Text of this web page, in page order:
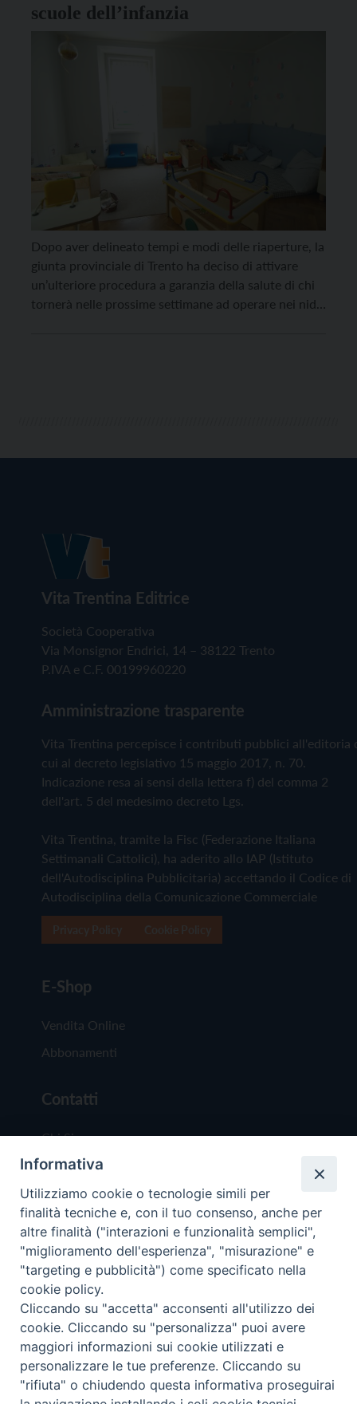
scuole dell’infanzia
Dopo aver delineato tempi e modi delle riaperture, la
giunta provinciale di Trento ha deciso di attivare
un’ulteriore procedura a garanzia della salute di chi
tornerà nelle prossime settimane ad operare nei nidi
Vita Trentina Editrice
Società Cooperativa
Via Monsignor Endrici, 14 – 38122 Trento
P.IVA e C.F. 00199960220
Amministrazione trasparente
Vita Trentina percepisce i contributi pubblici all'editoria
cui al decreto legislativo 15 maggio 2017, n. 70.
Indicazione resa ai sensi della lettera f) del comma 2
dell'art. 5 del medesimo decreto Lgs.
Vita Trentina, tramite la Fisc (Federazione Italiana
Settimanali Cattolici), ha aderito allo IAP (Istituto
dell'Autodisciplina Pubblicitaria) accettando il Codice di
Autodisciplina della Comunicazione Commerciale
E-Shop
Vendita Online
Abbonamenti
Contatti
Chi Siamo
Redazione
Scrivici
Copyright © 2019 - Tutti i diritti riservati - Vita
Trentina Editrice
Privacy Policy
Torna
Informativa
Utilizziamo cookie o tecnologie simili per
finalità tecniche e, con il tuo consenso, anche per
altre finalità ("interazioni e funzionalità semplici",
"miglioramento dell'esperienza", "misurazione" e
"targeting e pubblicità") come specificato nella
cookie policy.
Cliccando su "accetta" acconsenti all'utilizzo dei
cookie. Cliccando su "personalizza" puoi avere
maggiori informazioni sui cookie utilizzati e
personalizzare le tue preferenze. Cliccando su
"rifiuta" o chiudendo questa informativa proseguirai